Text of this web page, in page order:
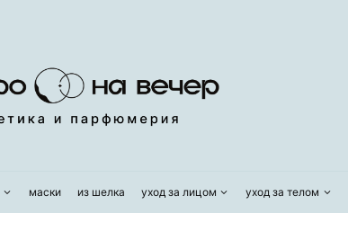
маски из шелка уход за лицом уход за телом